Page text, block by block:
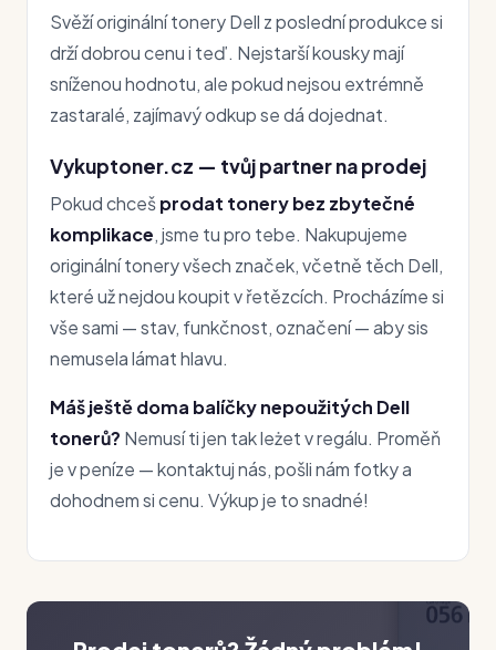
Svěží originální tonery Dell z poslední produkce si
drží dobrou cenu i teď. Nejstarší kousky mají
sníženou hodnotu, ale pokud nejsou extrémně
zastaralé, zajímavý odkup se dá dojednat.
Vykuptoner.cz — tvůj partner na prodej
Pokud chcešprodat tonery bez zbytečné
komplikace, jsme tu pro tebe. Nakupujeme
originální tonery všech značek, včetně těch Dell,
které už nejdou koupit v řetězcích. Procházíme si
vše sami — stav, funkčnost, označení — aby sis
nemusela lámat hlavu.
Máš ještě doma balíčky nepoužitých Dell
tonerů? Nemusí ti jen tak leżet v regálu. Proměň
je v peníze — kontaktuj nás, pošli nám fotky a
dohodnem si cenu. Výkup je to snadné!